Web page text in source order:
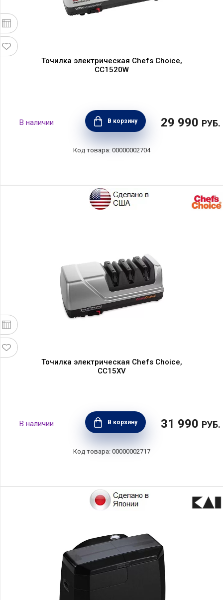
Точилка электрическая Chefs Choice,
CC1520W
В корзину 29 990 РУБ.
00000002704
Точилка электрическая Chefs Choice,
CC15XV
В корзину 31 990 РУБ.
00000002717